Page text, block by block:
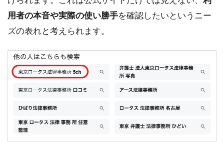
用者の本音や実際の使い勝手を確認したいというニー
ズの表れと考えられます。